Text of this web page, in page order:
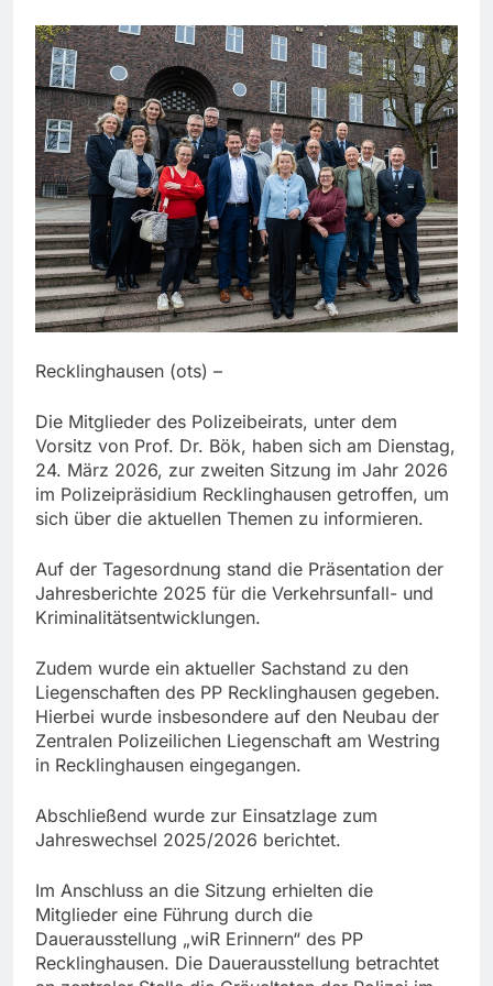
Recklinghausen (ots) –
Die Mitglieder des Polizeibeirats, unter dem
Vorsitz von Prof. Dr. Bök, haben sich am Dienstag,
24. März 2026, zur zweiten Sitzung im Jahr 2026
im Polizeipräsidium Recklinghausen getroffen, um
sich über die aktuellen Themen zu informieren.
Auf der Tagesordnung stand die Präsentation der
Jahresberichte 2025 für die Verkehrsunfall- und
Kriminalitätsentwicklungen.
Zudem wurde ein aktueller Sachstand zu den
Liegenschaften des PP Recklinghausen gegeben.
Hierbei wurde insbesondere auf den Neubau der
Zentralen Polizeilichen Liegenschaft am Westring
in Recklinghausen eingegangen.
Abschließend wurde zur Einsatzlage zum
Jahreswechsel 2025/2026 berichtet.
Im Anschluss an die Sitzung erhielten die
Mitglieder eine Führung durch die
Dauerausstellung „wiR Erinnern“ des PP
Recklinghausen. Die Dauerausstellung betrachtet